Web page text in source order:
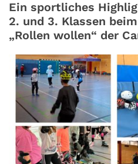
Ein sportliches
2. und 3. Klassen
„Rollen wollen“ der